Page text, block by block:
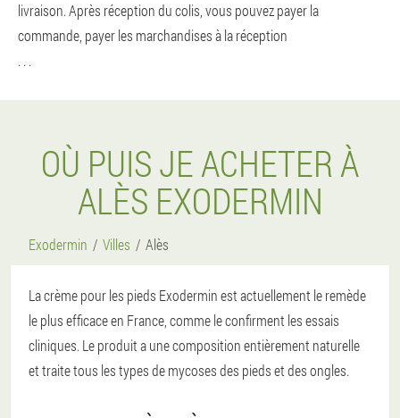
livraison. Après réception du colis, vous pouvez payer la
commande, payer les marchandises à la réception
. . .
OÙ PUIS JE ACHETER À
ALÈS EXODERMIN
Exodermin Villes Alès
La crème pour les pieds Exodermin est actuellement le remède
le plus efficace en France, comme le confirment les essais
cliniques. Le produit a une composition entièrement naturelle
et traite tous les types de mycoses des pieds et des ongles.